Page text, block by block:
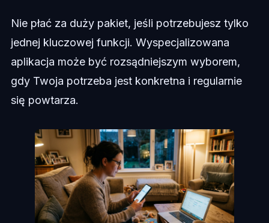
Nie płać za duży pakiet, jeśli potrzebujesz tylko
jednej kluczowej funkcji. Wyspecjalizowana
aplikacja może być rozsądniejszym wyborem,
gdy Twoja potrzeba jest konkretna i regularnie
się powtarza.